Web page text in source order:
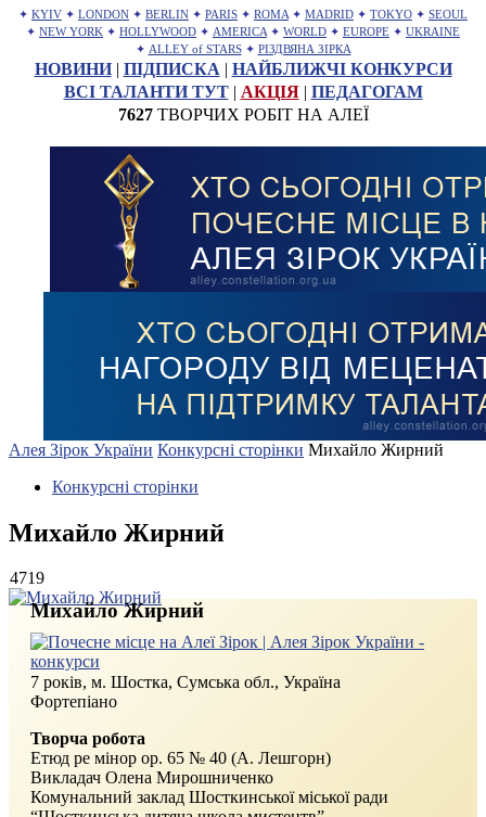
✦ KYIV ✦ LONDON ✦ BERLIN ✦ PARIS ✦ ROMA ✦ MADRID ✦ TOKYO ✦ SEOUL
✦ NEW YORK ✦ HOLLYWOOD ✦ AMERICA ✦ WORLD ✦ EUROPE ✦ UKRAINE
✦ ALLEY of STARS ✦ РІЗДВЯНА ЗІРКА
НОВИНИ| ПІДПИСКА | НАЙБЛИЖЧІ КОНКУРСИ
ВСІ ТАЛАНТИ ТУТ| АКЦІЯ| ПЕДАГОГАМ
7627ТВОРЧИХ РОБІТ НА АЛЕЇ
Алея Зірок України Конкурсні сторінки Михайло Жирний
Конкурсні сторінки
Михайло Жирний
4719
Михайло Жирний
7 років, м. Шостка, Сумська обл., Україна
Фортепіано
Творча робота
Етюд ре мінор ор. 65 № 40 (А. Лешгорн)
Викладач Олена Мирошниченко
Комунальний заклад Шосткинської міської ради